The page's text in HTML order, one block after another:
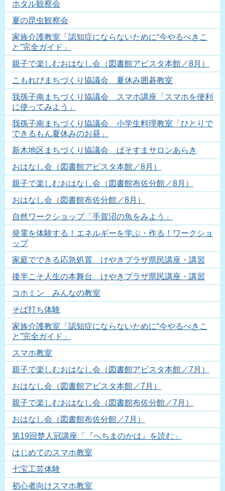
ホタル観察会
夏の昆虫観察会
家族介護教室「認知症にならないために“今やるべきこ
と”完全ガイド」
親子で楽しむおはなし会（図書館アビスタ本館／8月）
こもれびまちづくり協議会 夏休み囲碁教室
我孫子南まちづくり協議会 スマホ講座「スマホを便利
に使ってみよう」
我孫子南まちづくり協議会 小学生料理教室「ひとりで
できるもん夏休みのお昼」
新木地区まちづくり協議会 ぱそすまサロンあらき
おはなし会（図書館アビスタ本館／8月）
親子で楽しむおはなし会（図書館布佐分館／8月）
おはなし会（図書館布佐分館／8月）
自然ワークショップ「手賀沼の魚をみよう」
発電を体験する！エネルギーを学ぶ・作る！ワークショ
ップ
家庭でできる応急処置 けやきプラザ県民講座・講習
後半こそ人生の本舞台 けやきプラザ県民講座・講習
コホミン みんなの教室
そば打ち体験
家族介護教室「認知症にならないために“今やるべきこ
と”完全ガイド」
スマホ教室
親子で楽しむおはなし会（図書館アビスタ本館／7月）
おはなし会（図書館アビスタ本館／7月）
親子で楽しむおはなし会（図書館布佐分館／7月）
おはなし会（図書館布佐分館／7月）
第19回楚人冠講座「『へちまのかは』を読む」
はじめてのスマホ教室
七宝工芸体験
初心者向けスマホ教室